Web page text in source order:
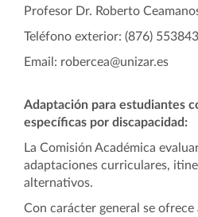
Profesor Dr. Roberto
Teléfono exterior: (876)
Email: robercea@unizar.es
Adaptación para estudiantes
específicas por discapacidad:
La Comisión Académica
adaptaciones curriculares,
alternativos.
Con carácter general se